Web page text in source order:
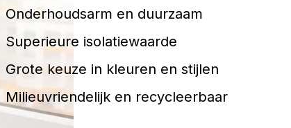
Onderhoudsarm en duurzaam
Superieure isolatiewaarde
Grote keuze in kleuren en stijlen
Milieuvriendelijk en recycleerbaar